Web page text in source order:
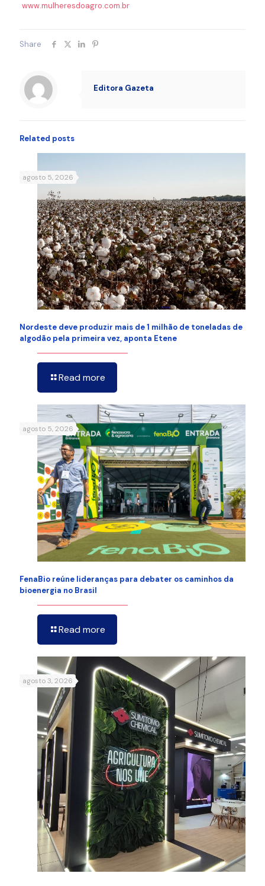
www.mulheresdoagro.com.br
Share
Editora Gazeta
Related posts
agosto 5, 2026
Nordeste deve produzir mais de 1 milhão de toneladas de
algodão pela primeira vez, aponta Etene
Read more
agosto 5, 2026
FenaBio reúne lideranças para debater os caminhos da
bioenergia no Brasil
Read more
agosto 3, 2026